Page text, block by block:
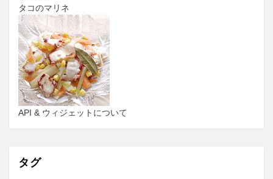
タコのマリネ
API & ウィジェットについて
タグ